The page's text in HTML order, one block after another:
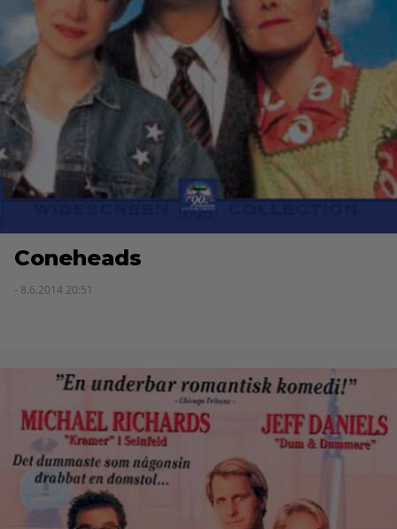
Coneheads
- 8.6.2014 20:51